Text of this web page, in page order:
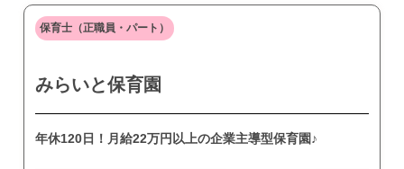
保育士（正職員・パート）
みらいと保育園
年休120日！月給22万円以上の企業主導型保育園♪